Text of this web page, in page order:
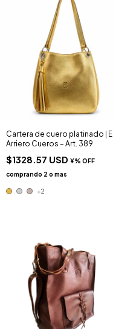
Cartera de cuero platinado | El
Arriero Cueros – Art. 389
$1328.57 USD
+2